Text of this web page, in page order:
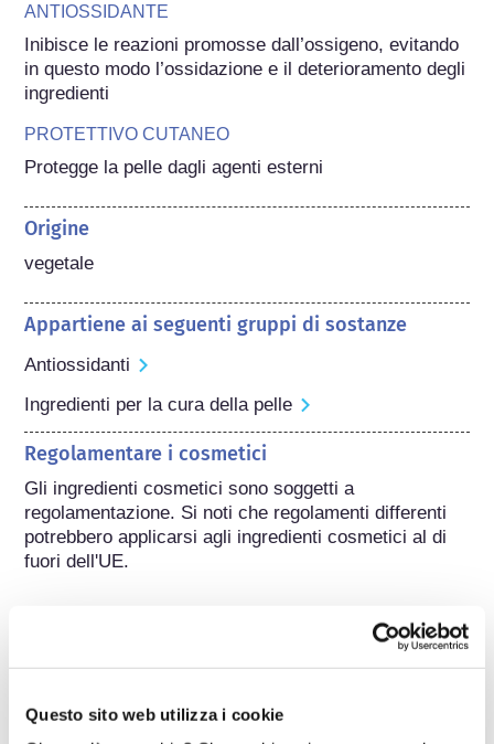
Questo sito web utilizza i cookie
ANTIOSSIDANTE
Inibisce le reazioni promosse dall’ossigeno, evitando
in questo modo l’ossidazione e il deterioramento degli
ingredienti
PROTETTIVO CUTANEO
Protegge la pelle dagli agenti esterni
Origine
vegetale
Appartiene ai seguenti gruppi di sostanze
Antiossidanti
Ingredienti per la cura della pelle
Regolamentare i cosmetici
Gli ingredienti cosmetici sono soggetti a
regolamentazione. Si noti che regolamenti differenti
potrebbero applicarsi agli ingredienti cosmetici al di
fuori dell'UE.
Capire i cosmetici